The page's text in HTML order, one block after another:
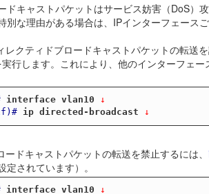
ドキャストパケットはサービス妨害（DoS）
別な理由がある場合は、IPインターフェース
レクティドブロードキャストパケットの転送
実行します。これにより、他のインターフェ
interface vlan10 ↓
ip directed-broadcast ↓
ドキャストパケットの転送を禁止するには、
されています）。
interface vlan10 ↓